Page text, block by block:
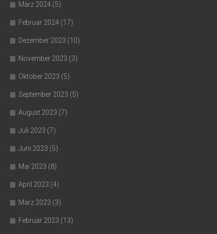
März 2024 (5)
Februar 2024 (17)
Dezember 2023 (10)
November 2023 (3)
Oktober 2023 (5)
September 2023 (5)
August 2023 (7)
Juli 2023 (7)
Juni 2023 (5)
Mai 2023 (8)
April 2023 (4)
März 2023 (3)
Februar 2023 (13)